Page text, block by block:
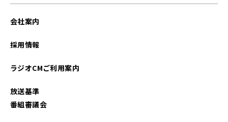
会社案内
採用情報
ラジオCMご利用案内
放送基準
番組審議会